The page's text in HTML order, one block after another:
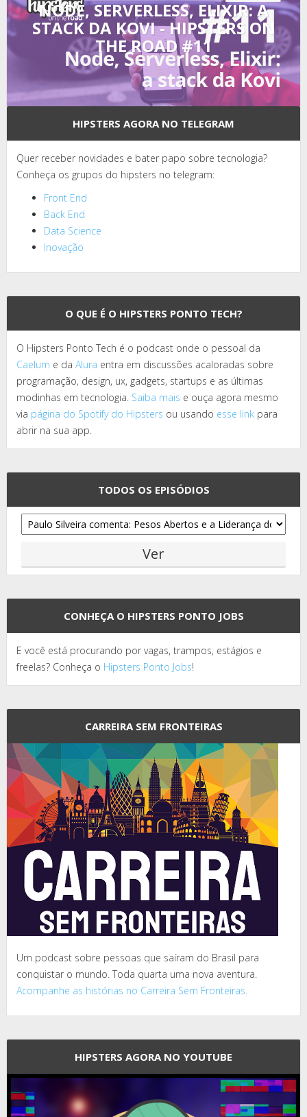
NODE, SERVERLESS, ELIXIR: A
STACK DA KOVI - HIPSTERS ON
THE ROAD #11
HIPSTERS AGORA NO TELEGRAM
Quer receber novidades e bater papo sobre tecnologia?
Conheça os grupos do hipsters no telegram:
Front End
Back End
Data Science
Inovação
O QUE É O HIPSTERS PONTO TECH?
O Hipsters Ponto Tech é o podcast onde o pessoal da
Caelum e da Alura entra em discussões acaloradas sobre
programação, design, ux, gadgets, startups e as últimas
modinhas em tecnologia. Saiba mais e ouça agora mesmo
via página do Spotify do Hipsters ou usando esse link para
abrir na sua app.
TODOS OS EPISÓDIOS
CONHEÇA O HIPSTERS PONTO JOBS
E você está procurando por vagas, trampos, estágios e
freelas? Conheça o Hipsters Ponto Jobs!
CARREIRA SEM FRONTEIRAS
Um podcast sobre pessoas que saíram do Brasil para
conquistar o mundo. Toda quarta uma nova aventura.
Acompanhe as histórias no Carreira Sem Fronteiras.
HIPSTERS AGORA NO YOUTUBE